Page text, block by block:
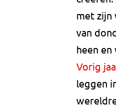
met zijn
van
heen en
Vorig
leggen